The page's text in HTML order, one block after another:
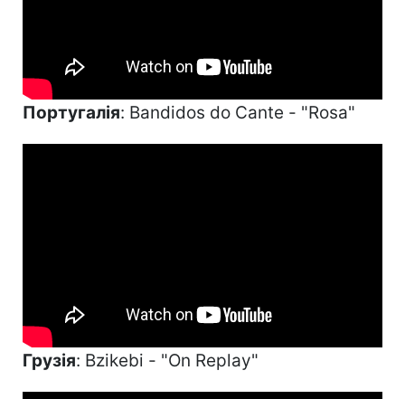
Португалія: Bandidos do Cante - "Rosa"
Грузія: Bzikebi - "On Replay"